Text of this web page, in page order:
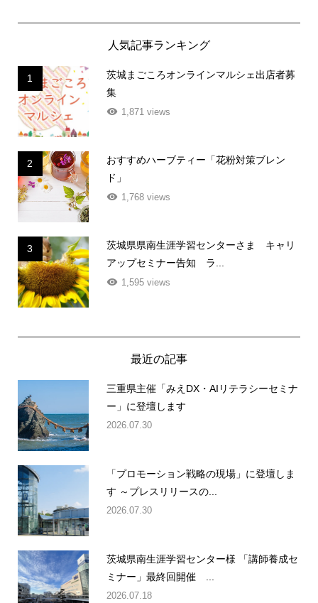
人気記事ランキング
1
茨城まごころオンラインマルシェ出店者募
集
1,871 views
2
おすすめハーブティー「花粉対策ブレン
ド」
1,768 views
3
茨城県県南生涯学習センターさま キャリ
アップセミナー告知 ラ...
1,595 views
最近の記事
三重県主催「みえDX・AIリテラシーセミナ
ー」に登壇します
2026.07.30
「プロモーション戦略の現場」に登壇しま
す ～プレスリリースの...
2026.07.30
茨城県南生涯学習センター様 「講師養成セ
ミナー」最終回開催 ...
2026.07.18